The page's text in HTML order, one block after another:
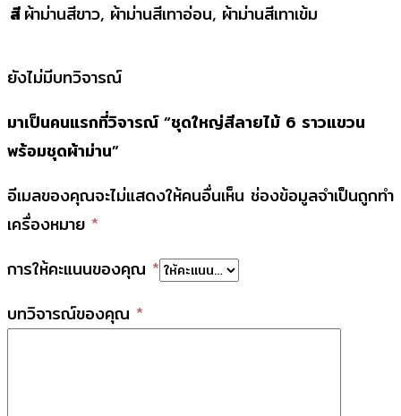
สีผ้าม่านสีขาว, ผ้าม่านสีเทาอ่อน, ผ้าม่านสีเทาเข้ม
ยังไม่มีบทวิจารณ์
มาเป็นคนแรกที่วิจารณ์ “ชุดใหญ่สีลายไม้ 6 ราวแขวน
พร้อมชุดผ้าม่าน”
อีเมลของคุณจะไม่แสดงให้คนอื่นเห็น ช่องข้อมูลจำเป็นถูกทำ
เครื่องหมาย *
การให้คะแนนของคุณ *
บทวิจารณ์ของคุณ *